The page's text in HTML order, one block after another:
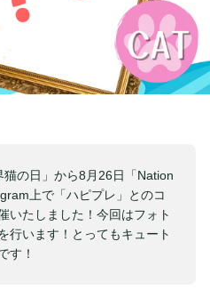
の日」から8月26日「Nation
上で「ハピプレ」とのコ
いたしました！今回はフォト
行います！とってもキュート
す！